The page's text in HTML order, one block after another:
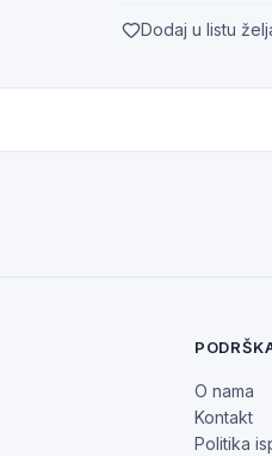
Dodaj u listu
O nama
Kontakt
Politika